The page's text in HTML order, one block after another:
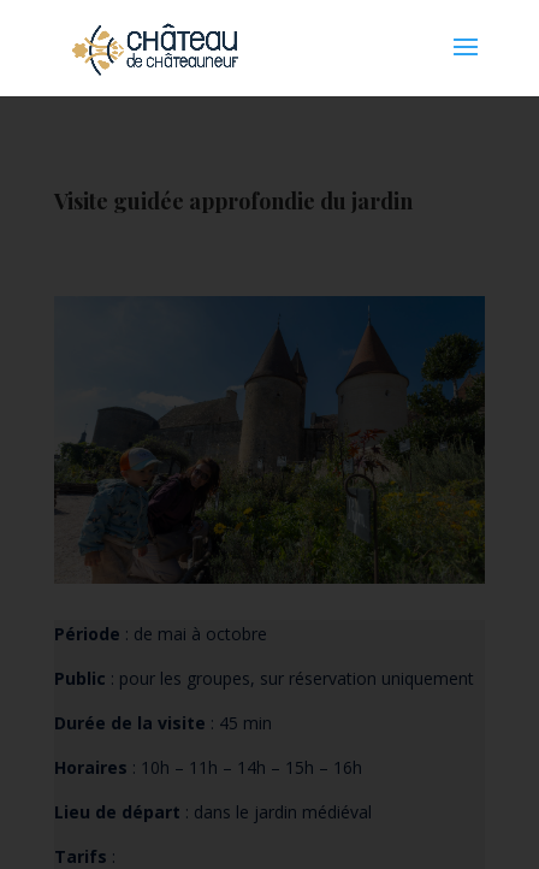
Visite guidée approfondie du jardin
Période : de mai à octobre
Public : pour les groupes, sur réservation uniquement
Durée de la visite : 45 min
Horaires : 10h – 11h – 14h – 15h – 16h
Lieu de départ : dans le jardin médiéval
Tarifs :